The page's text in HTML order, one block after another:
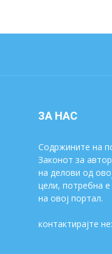
ЗА НАС
Содржините на
Законот за
на делови од
цели, потребна
на овој портал.
контактирајте не: